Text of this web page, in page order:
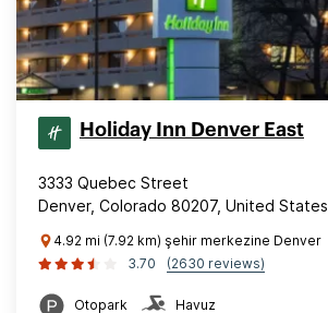
Holiday Inn Denver East
3333 Quebec Street
Denver, Colorado 80207, United States
4.92 mi (7.92 km) şehir merkezine Denver
3.70
(2630 reviews)
Otopark Havuz